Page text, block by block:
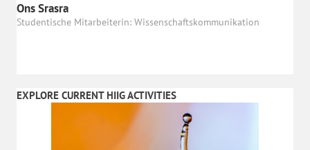
Ons Srasra
Studentische Mitarbeiterin: Wissenschaftskommunikation
EXPLORE CURRENT HIIG ACTIVITIES